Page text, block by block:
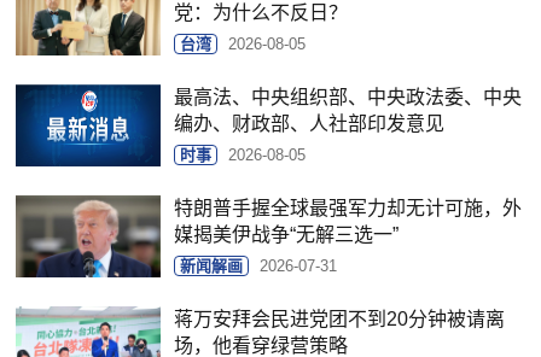
党：为什么不反日？
台湾 2026-08-05
最高法、中央组织部、中央政法委、中央
编办、财政部、人社部印发意见
时事 2026-08-05
特朗普手握全球最强军力却无计可施，外
媒揭美伊战争“无解三选一”
新闻解画 2026-07-31
蒋万安拜会民进党团不到20分钟被请离
场，他看穿绿营策略